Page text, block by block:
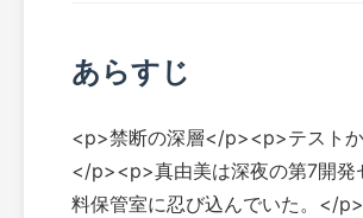
あらすじ
<p>禁断の深層</p><p>テストか
</p><p>真由美は深夜の第7開発
料保管室に忍び込んでいた。</p>